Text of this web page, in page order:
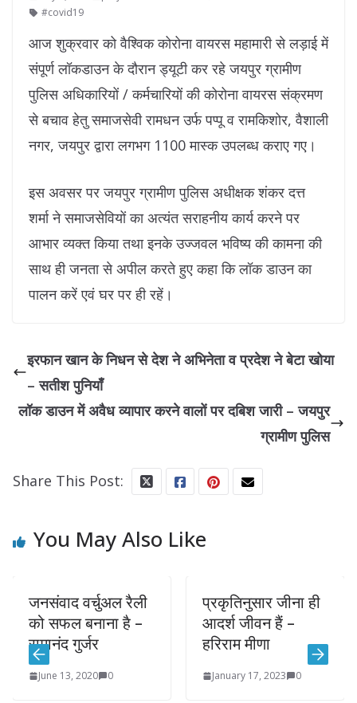
#covid19
आज शुक्रवार को वैश्विक कोरोना वायरस महामारी से लड़ाई में
संपूर्ण लॉकडाउन के दौरान ड्यूटी कर रहे जयपुर ग्रामीण
पुलिस अधिकारियों / कर्मचारियों की कोरोना वायरस संक्रमण
से बचाव हेतु समाजसेवी रामधन उर्फ पप्पू व रामकिशोर, वैशाली
नगर, जयपुर द्वारा लगभग 1100 मास्क उपलब्ध कराए गए।
इस अवसर पर जयपुर ग्रामीण पुलिस अधीक्षक शंकर दत्त
शर्मा ने समाजसेवियों का अत्यंत सराहनीय कार्य करने पर
आभार व्यक्त किया तथा इनके उज्जवल भविष्य की कामना की
साथ ही जनता से अपील करते हुए कहा कि लॉक डाउन का
पालन करें एवं घर पर ही रहें।
इरफान खान के निधन से देश ने अभिनेता व प्रदेश ने बेटा खोया
– सतीश पुनियाँ
लॉक डाउन में अवैध व्यापार करने वालों पर दबिश जारी – जयपुर
ग्रामीण पुलिस
Share This Post:
You May Also Like
जनसंवाद वर्चुअल रैली
को सफल बनाना है –
रामानंद गुर्जर
June 13, 2020 0
प्रकृतिनुसार जीना ही
आदर्श जीवन हैं –
हरिराम मीणा
January 17, 2023 0